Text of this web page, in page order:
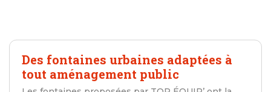
Des fontaines urbaines adaptées à
tout aménagement public